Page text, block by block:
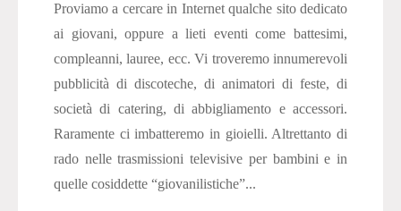
Proviamo a cercare in Internet qualche sito dedicato
ai giovani, oppure a lieti eventi come battesimi,
compleanni, lauree, ecc. Vi troveremo innumerevoli
pubblicità di discoteche, di animatori di feste, di
società di catering, di abbigliamento e accessori.
Raramente ci imbatteremo in gioielli. Altrettanto di
rado nelle trasmissioni televisive per bambini e in
quelle cosiddette “giovanilistiche”...